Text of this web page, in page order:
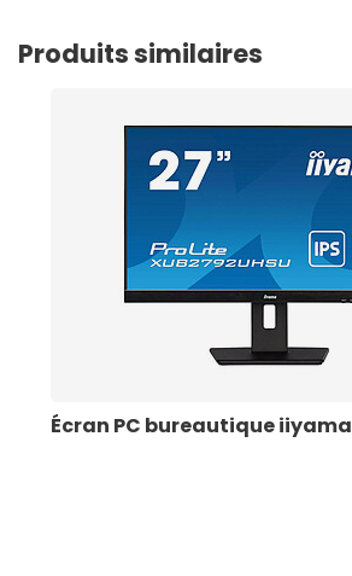
Produits similaires
Écran PC bureautique iiyama